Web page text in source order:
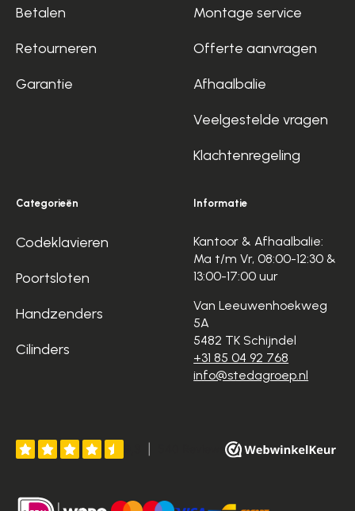
Betalen
Retourneren
Garantie
Montage service
Offerte aanvragen
Afhaalbalie
Veelgestelde vragen
Klachtenregeling
Categorieën
Codeklavieren
Poortsloten
Handzenders
Cilinders
Informatie
Kantoor & Afhaalbalie:
Ma t/m Vr, 08:00-12:30 &
13:00-17:00 uur
Van Leeuwenhoekweg
5A
5482 TK Schijndel
+31 85 04 92 768
info@stedagroep.nl